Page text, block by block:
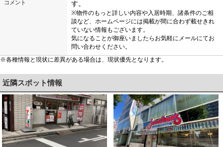
コメント
す。
※物件のもっと詳しい内容や入居時期、諸条件のご相
談など、ホームページには掲載が間に合わず載せきれ
ていない情報もございます。
気になることが御座いましたらお気軽にメールにてお
問い合わせください。
※各種情報と現状に差異がある場合は、現状優先となります。
近隣スポット情報